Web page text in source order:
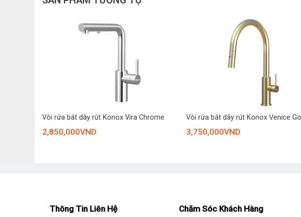
giúp chống bám vân tay, hạn chế trầy xước và giữ sản phẩm luôn sáng đẹp theo
Vòi rửa bát dây rút Konox Vira Chrome
2,850,000VND
Vòi rửa bát dây rút Konox Venice
3,750,000VND
Thông Tin Liên Hệ Chăm Sóc Khách Hàng